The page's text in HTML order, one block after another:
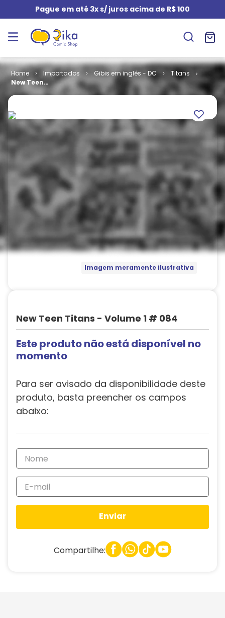
Pague em até 3x s/ juros acima de R$ 100
Importados Gibis em inglês - DC
Titans
New Teen
Titans -
084
Imagem meramente ilustrativa
New Teen Titans - Volume 1 # 084
Este produto não está disponível no
momento
Para ser avisado da disponibilidade deste
produto, basta preencher os campos
abaixo:
Enviar
Compartilhe: